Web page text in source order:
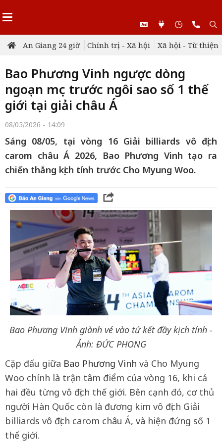
An Giang 24 giờ Chính trị - Xã hội Xã hội - Từ thiện
Bao Phương Vinh ngược dòng
ngoạn mục trước ngôi sao số 1 thế
giới tại giải châu Á
08/05/2026 - 14:09
Sáng 08/05, tại vòng 16 Giải billiards vô địch
carom châu Á 2026, Bao Phương Vinh tạo ra
chiến thắng kịch tính trước Cho Myung Woo.
Bao Phương Vinh giành vé vào tứ kết đầy kịch tính -
Ảnh: ĐỨC PHONG
Cặp đấu giữa Bao Phương Vinh và Cho Myung
Woo chính là trận tâm điểm của vòng 16, khi cả
hai đều từng vô địch thế giới. Bên cạnh đó, cơ thủ
người Hàn Quốc còn là đương kim vô địch Giải
billiards vô địch carom châu Á, và hiện đứng số 1
thế giới.